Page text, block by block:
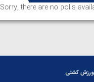
Sorry, there are no polls
کشتی